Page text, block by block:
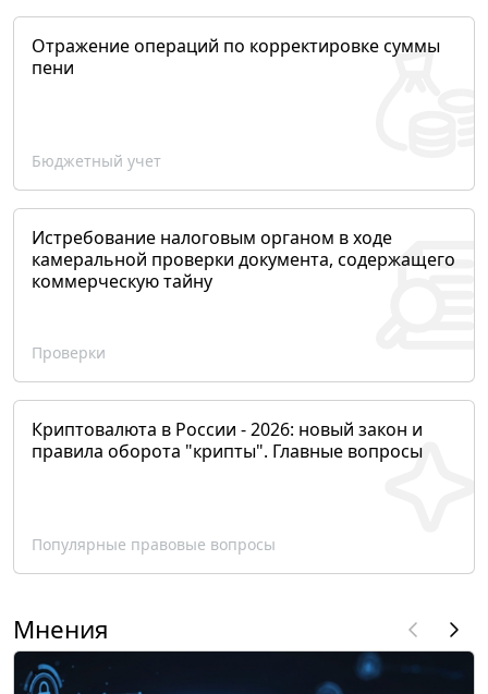
Отражение операций по корректировке суммы
пени
Бюджетный учет
Истребование налоговым органом в ходе
камеральной проверки документа, содержащего
коммерческую тайну
Проверки
Криптовалюта в России - 2026: новый закон и
правила оборота "крипты". Главные вопросы
Популярные правовые вопросы
Мнения